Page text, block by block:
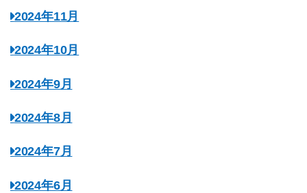
2024年11月
2024年10月
2024年9月
2024年8月
2024年7月
2024年6月